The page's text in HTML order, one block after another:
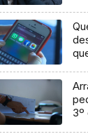
3º